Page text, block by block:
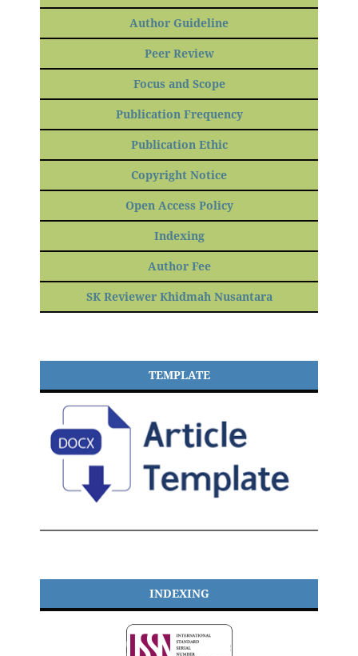
Author Guideline
Peer Review
Focus and Scope
Publication Frequency
Publication Ethic
Copyright Notice
Open Access Policy
Indexing
Author Fee
SK Reviewer Khidmah Nusantara
TEMPLATE
INDEXING